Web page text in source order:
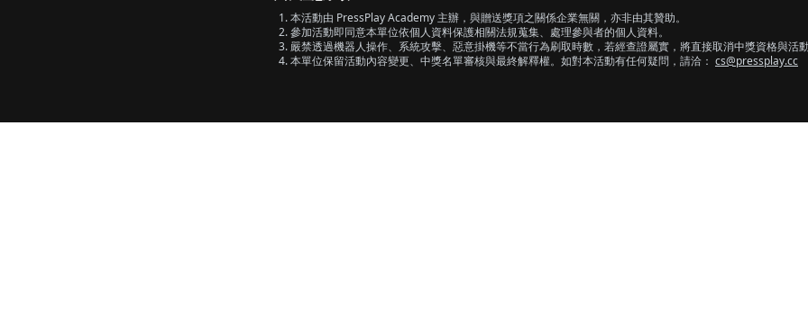
本活動由 PressPlay Academy 主辦，與贈送獎項之關係企業無關，亦非由其贊助。
參加活動即同意本單位依個人資料保護相關法規蒐集、處理參與者的個人資料。
嚴禁透過機器人操作、系統攻擊、惡意掛機等不當行為刷取時數，若經查證屬實，將直接取消中獎資格與活
本單位保留活動內容變更、中獎名單審核與最終解釋權。如對本活動有任何疑問，請洽： cs@pressplay.cc